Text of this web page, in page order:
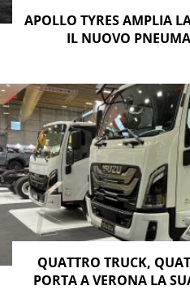
APOLLO TYRES AMPLIA
IL NUOVO
QUATTRO TRUCK,
PORTA A VERONA LA